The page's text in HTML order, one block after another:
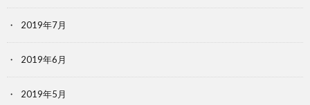
2019年7月
2019年6月
2019年5月